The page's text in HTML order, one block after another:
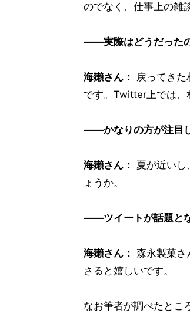
のでなく、仕事上の雑
――実際はどうだったの
海獺さん： 戻ってきた
です。Twitter上では、
――かなりの方が注目し
海獺さん： 夏が近いし
ょうか。
――ツイートが話題と
海獺さん： 森永製菓さ
さると嬉しいです。
なお筆者が調べたとこ